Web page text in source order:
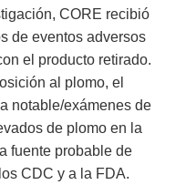
CORE recibió
de eventos adversos
el producto retirado.
al plomo, el
notable/exámenes de
de plomo en la
fuente probable de
CDC y a la FDA.